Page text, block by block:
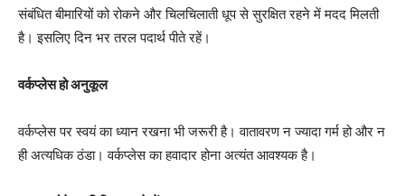
संबंधित बीमारियों को रोकने और चिलचिलाती धूप से सुरक्षित रहने में मदद मिलती
है। इसलिए दिन भर तरल पदार्थ पीते रहें।
वर्कप्लेस हो अनुकूल
वर्कप्लेस पर स्वयं का ध्यान रखना भी जरूरी है। वातावरण न ज्यादा गर्म हो और न
ही अत्यधिक ठंडा। वर्कप्लेस का हवादार होना अत्यंत आवश्यक है।